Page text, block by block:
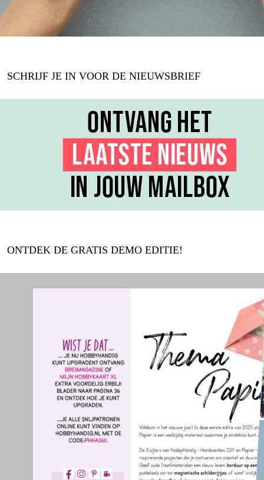
SCHRIJF JE IN VOOR DE NIEUWSBRIEF
ONTDEK DE GRATIS DEMO EDITIE!